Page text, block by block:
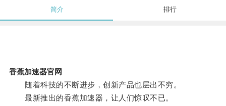
简介 排行
香蕉加速器官网
随着科技的不断进步，创新产品也层出不穷。
最新推出的香蕉加速器，让人们惊叹不已。